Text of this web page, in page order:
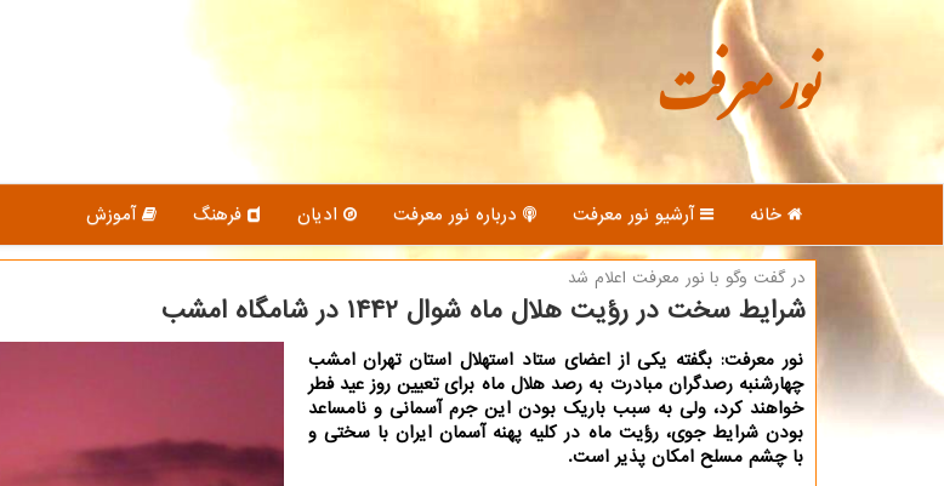
نور معرفت
خانه آرشیو نور معرفت درباره نور معرفت ادیان فرهنگ آموزش
در گفت وگو با نور معرفت اعلام شد
شرایط سخت در رؤیت هلال ماه شوال ۱۴۴۲ در شامگاه امشب
نور معرفت: بگفته یکی از اعضای ستاد استهلال استان تهران امشب
چهارشنبه رصدگران مبادرت به رصد هلال ماه برای تعیین روز عید فطر
خواهند کرد، ولی به سبب باریک بودن این جرم آسمانی و نامساعد
بودن شرایط جوی، رؤیت ماه در کلیه پهنه آسمان ایران با سختی و
با چشم مسلح امکان پذیر است.